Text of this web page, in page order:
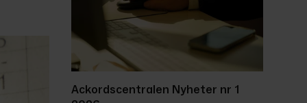
Ackordscentralen Nyheter nr 1